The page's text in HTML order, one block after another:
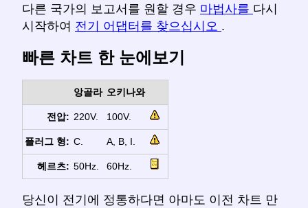
다른 국가의 보고서를 원할 경우 마법사를 다시
시작하여 전기 어댑터를 찾으십시오 .
빠른 차트 한 눈에보기
앙골라 오키나와
전압: 220V. 100V.
플러그 형: C. A, B, I.
헤르츠: 50Hz. 60Hz.
당신이 전기에 정통하다면 아마도 이전 차트 만